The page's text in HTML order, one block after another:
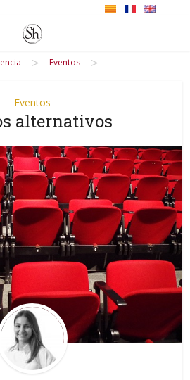
> Eventos >
Eventos
alternativos